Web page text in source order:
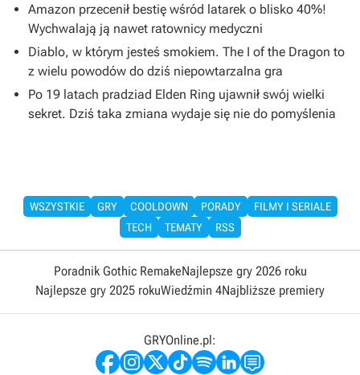
Amazon przecenił bestię wśród latarek o blisko 40%!
Wychwalają ją nawet ratownicy medyczni
Diablo, w którym jesteś smokiem. The I of the Dragon to
z wielu powodów do dziś niepowtarzalna gra
Po 19 latach pradziad Elden Ring ujawnił swój wielki
sekret. Dziś taka zmiana wydaje się nie do pomyślenia
WSZYSTKIE GRY COOLDOWN PORADY
FILMY I SERIALE
TECH
TEMATY RSS
Poradnik Gothic RemakeNajlepsze gry 2026 roku
Najlepsze gry 2025 rokuWiedźmin 4Najbliższe premiery
GRYOnline.pl: